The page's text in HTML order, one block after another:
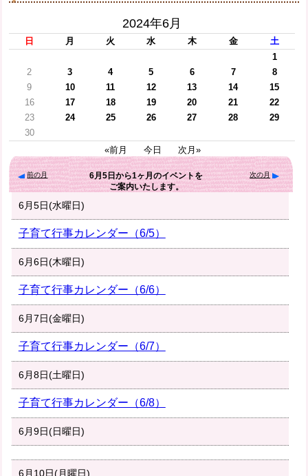
2024年6月
日 月 火 水 木 金
土
1
2
3 4 5 6 7
8
9
10 11 12 13 14
15
16
17 18 19 20 21
22
23
24 25 26 27 28
29
30
«前月
今日 次月»
前の月 6月5日から1ヶ月のイベントを
ご案内いたします。
次の月
6月5日(水曜日)
子育て行事カレンダー（6/5）
6月6日(木曜日)
子育て行事カレンダー（6/6）
6月7日(金曜日)
子育て行事カレンダー（6/7）
6月8日(土曜日)
子育て行事カレンダー（6/8）
6月9日(日曜日)
6月10日(月曜日)